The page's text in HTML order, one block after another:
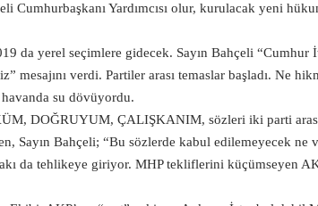
Cumhurbaşkanı Yardımcısı olur, kurulacak yeni
da yerel seçimlere gidecek. Sayın Bahçeli “Cumhur
mesajını verdi. Partiler arası temaslar başladı. Ne
su dövüyordu.
DOĞRUYUM, ÇALIŞKANIM, sözleri iki parti
Sayın Bahçeli; “Bu sözlerde kabul edilemeyecek ne
da tehlikeye giriyor. MHP tekliflerini küçümseyen